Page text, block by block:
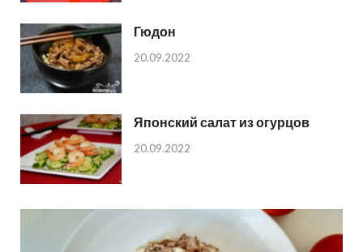
Гюдон
20.09.2022
Японский салат из огурцов
20.09.2022